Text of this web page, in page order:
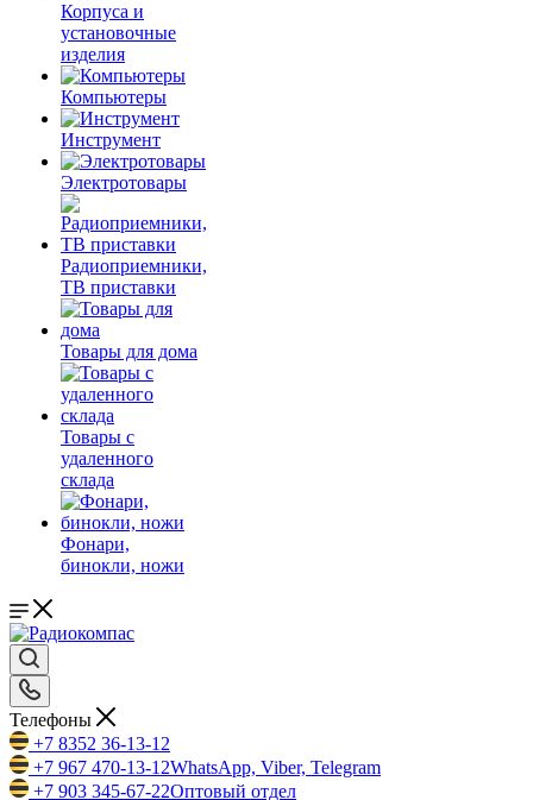
Корпуса и
установочные
изделия
Компьютеры
Инструмент
Электротовары
Радиоприемники,
ТВ приставки
Товары для дома
Товары с
удаленного
склада
Фонари,
бинокли, ножи
Телефоны
+7 8352 36-13-12
+7 967 470-13-12WhatsApp, Viber, Telegram
+7 903 345-67-22Оптовый отдел